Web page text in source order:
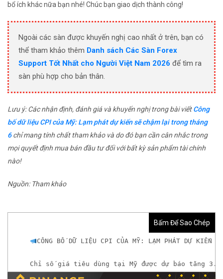
bổ ích khác nữa bạn nhé! Chúc bạn giao dịch thành công!
Ngoài các sàn được khuyến nghị cao nhất ở trên, bạn có
thể tham khảo thêm Danh sách Các Sàn Forex
Support Tốt Nhất cho Người Việt Nam 2026 để tìm ra
sàn phù hợp cho bản thân.
Lưu ý: Các nhận định, đánh giá và khuyến nghị trong bài viếtCông
bố dữ liệu CPI của Mỹ: Lạm phát dự kiến ​​sẽ chậm lại trong tháng
6chỉ mang tính chất tham khảo và do đó bạn cần cân nhắc trong
mọi quyết định mua bán đầu tư đối với bất kỳ sản phẩm tài chính
nào!
Nguồn: Tham khảo
Bấm Để Sao Chép
CÔNG BỐ DỮ LIỆU CPI CỦA MỸ: LẠM PHÁT DỰ KIẾN
Chỉ số giá tiêu dùng tại Mỹ được dự báo tăng